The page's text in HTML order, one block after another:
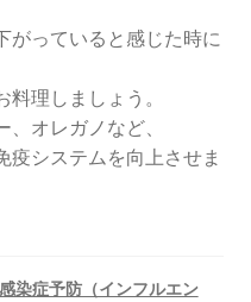
がっていると感じた時に
理しましょう。
オレガノなど、
疫システムを向上させま
感染症予防（インフルエン